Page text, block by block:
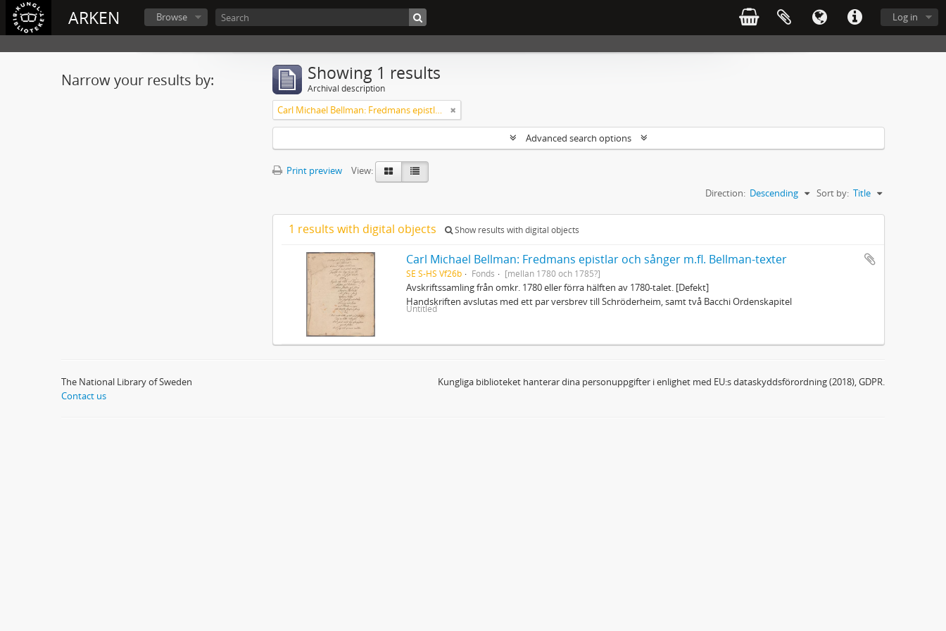
ARKEN Log in
Browse
Narrow your results by: Showing 1 results
Archival description
Carl Michael Bellman: Fredmans epistlar och sånger m.fl. Bellman-texter
Advanced search options
Print preview
View:
Sort by: Title
Direction: Descending
1 results with digital objects Show results with digital objects
Carl Michael Bellman: Fredmans epistlar och sånger m.fl. Bellman-texter
SE S-HS Vf26b Fonds [mellan 1780 och 1785?]
Avskriftssamling från omkr. 1780 eller förra hälften av 1780-talet. [Defekt]
Handskriften avslutas med ett par versbrev till Schröderheim, samt två Bacchi Ordenskapitel
Untitled
The National Library of Sweden
Contact us
Kungliga biblioteket hanterar dina personuppgifter i enlighet med EU:s dataskyddsförordning (2018), GDPR.